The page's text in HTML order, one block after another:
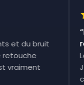
et du bruit
retouche
vraiment